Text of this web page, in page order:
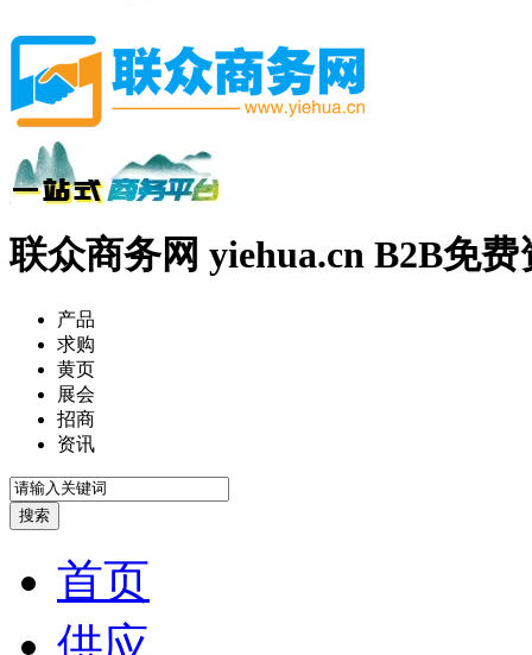
联众商务网 yiehua.cn B2B免
产品
求购
黄页
展会
招商
资讯
首页
供应